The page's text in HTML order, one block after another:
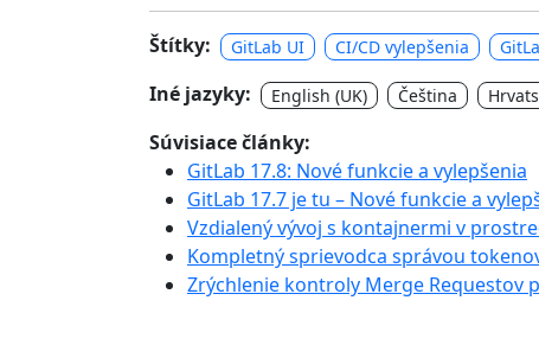
Štítky: GitLab UI CI/CD vylepšenia
Iné jazyky: English (UK) Čeština
Súvisiace články:
GitLab 17.8: Nové funkcie a vylepšenia
GitLab 17.7 je tu – Nové funkcie a
Vzdialený vývoj s kontajnermi v
Kompletný sprievodca správou
Zrýchlenie kontroly Merge Requestov